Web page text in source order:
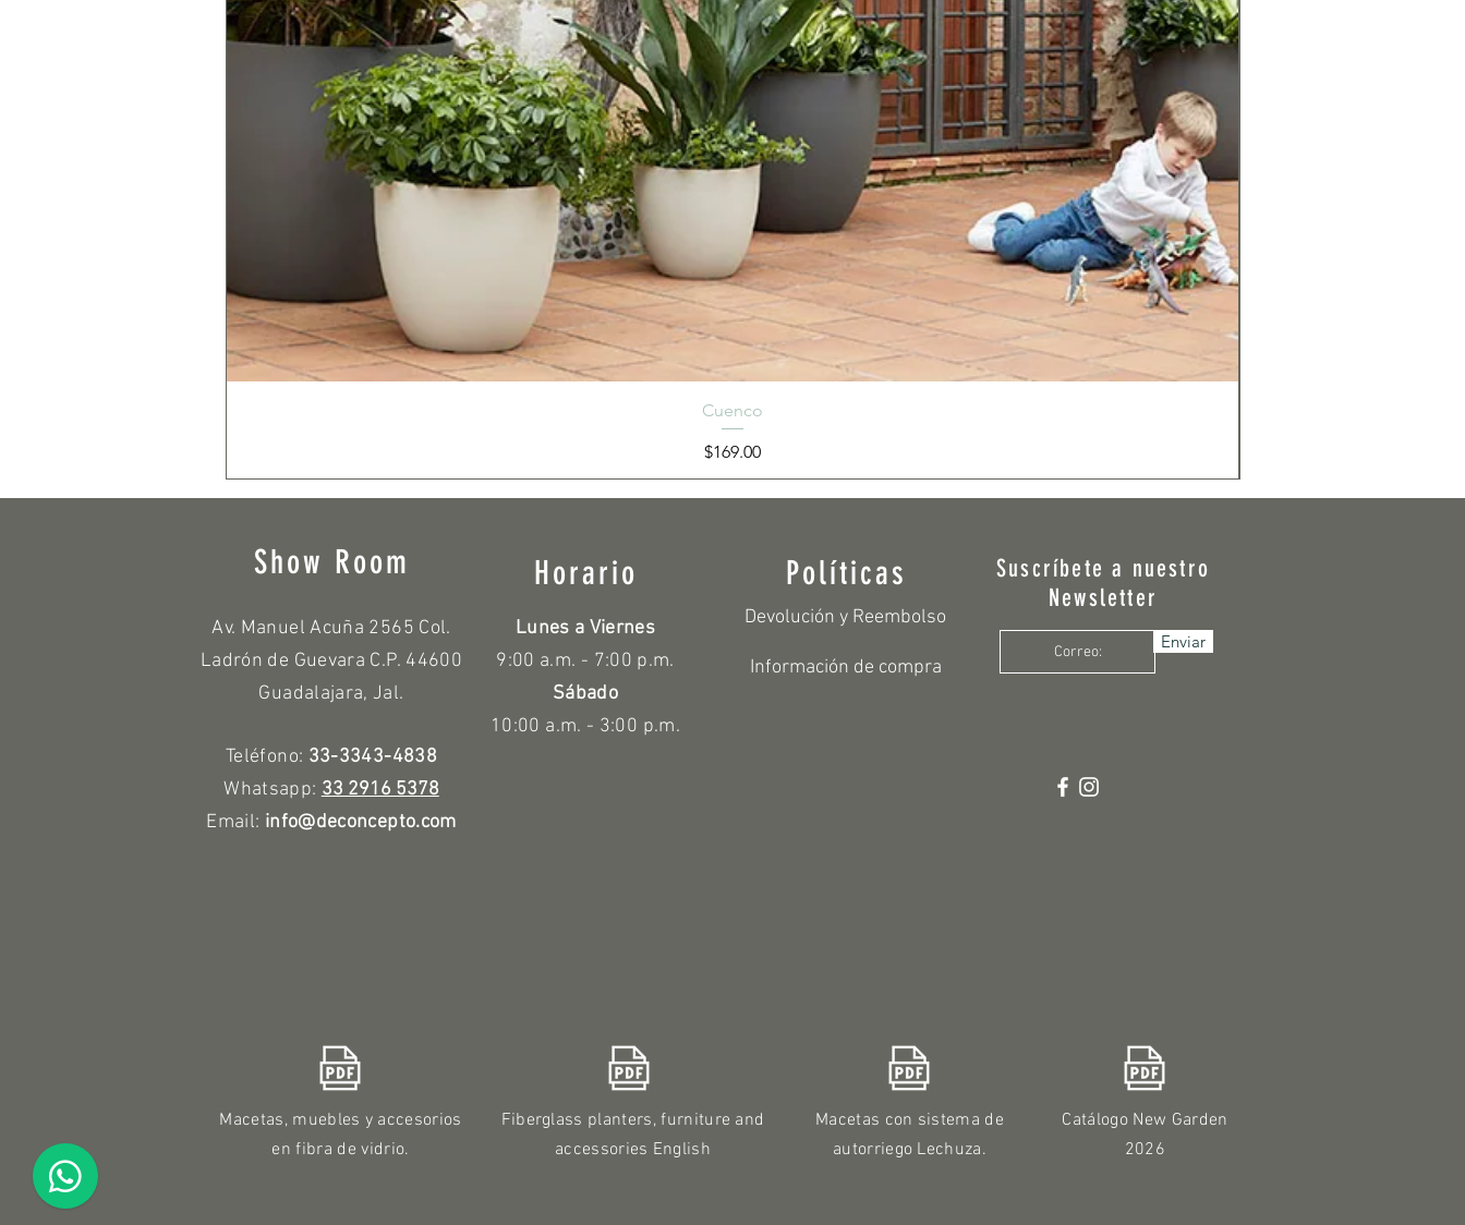
Cuenco
Precio
$169.00
Show Room
Av. Manuel Acuña 2565 Col.
Ladrón de Guevara C.P. 44600
Guadalajara, Jal.
Teléfono: 33-3343-4838
Whatsapp:33 2916 5378
Email: info@deconcepto.com
Lunes a Viernes
9:00 a.m. - 7:00 p.m.
Sábado
10:00 a.m. - 3:00 p.m.
Horario
Devolución y Reembolso
Información de compra
Políticas
Enviar
Suscríbete a nuestro
Newsletter
Macetas, muebles y accesorios
en fibra de vidrio.
Fiberglass planters, furniture and
accessories English
Macetas con sistema de
autorriego Lechuza.
Catálogo New Garden
2026